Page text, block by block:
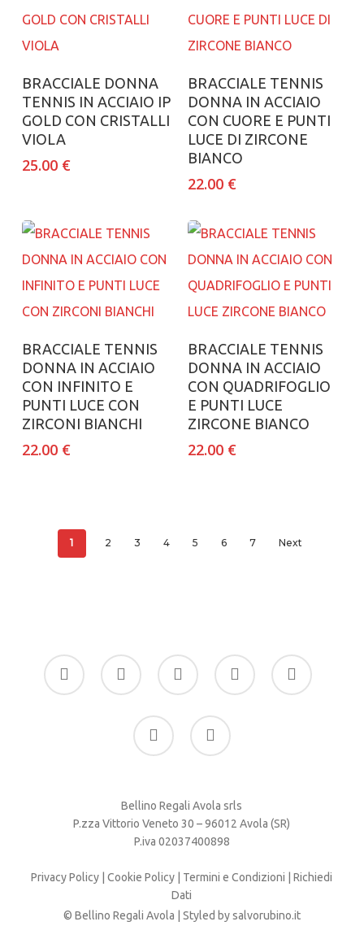
Aggiungi al carrello
BRACCIALE DONNA
TENNIS IN ACCIAIO IP
GOLD CON CRISTALLI
VIOLA
25.00 €
Aggiungi al carrello
BRACCIALE TENNIS
DONNA IN ACCIAIO
CON CUORE E PUNTI
LUCE DI ZIRCONE
BIANCO
22.00 €
Aggiungi al carrello
BRACCIALE TENNIS
DONNA IN ACCIAIO
CON INFINITO E
PUNTI LUCE CON
ZIRCONI BIANCHI
22.00 €
Aggiungi al carrello
BRACCIALE TENNIS
DONNA IN ACCIAIO
CON QUADRIFOGLIO
E PUNTI LUCE
ZIRCONE BIANCO
22.00 €
1 2 3 4 5 6 7 Next
facebook
google-
plus
instagram whatsapp tiktok
phone email
Bellino Regali Avola srls
P.zza Vittorio Veneto 30 – 96012 Avola (SR)
P.iva 02037400898
Privacy Policy |Cookie Policy Termini e Condizioni |Richiedi
Dati
© Bellino Regali Avola | Styled bysalvorubino.it